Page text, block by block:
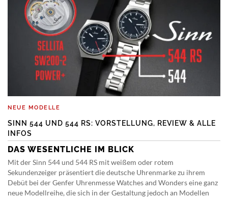
NEUE MODELLE
SINN 544 UND 544 RS: VORSTELLUNG, REVIEW & ALLE
INFOS
DAS WESENTLICHE IM BLICK
Mit der Sinn 544 und 544 RS mit weißem oder rotem
Sekundenzeiger präsentiert die deutsche Uhrenmarke zu ihrem
Debüt bei der Genfer Uhrenmesse Watches and Wonders eine ganz
neue Modellreihe, die sich in der Gestaltung jedoch an Modellen